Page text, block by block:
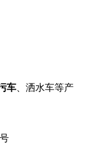
车 、洒水车等产